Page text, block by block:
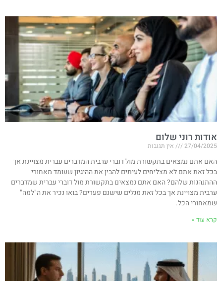
אודות רוני שלום
27/04/2025 אין תגובות
האם אתם נמצאים בתקשורת מול דוברי ערבית המדברים עברית מצויינת אך
בכל זאת אתם לא מצליחים לעיתים להבין את ההיגיון שעומד מאחורי
ההתנהגות שלהם? האם אתם נמצאים בתקשורת מול דוברי עברית שמדברים
ערבית מצויינת אך בכל זאת מגלים שישנם פערים? בואו נכיר את ה"למה"
שמאחורי הכל.
קרא עוד »